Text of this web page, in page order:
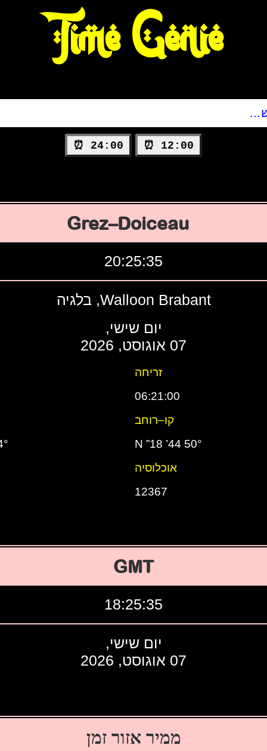
Time Genie
12:00 ⏰
24:00 ⏰
Grez–Doiceau
20:25:36
Walloon Brabant, בלגיה
יום שישי,
07 אוגוסט, 2026
זריחה
06:21:00
קו–רוחב
50° 44’ 18” N
E
אוכלוסיה
12367
GMT
18:25:36
יום שישי,
07 אוגוסט, 2026
ממיר אזור זמן